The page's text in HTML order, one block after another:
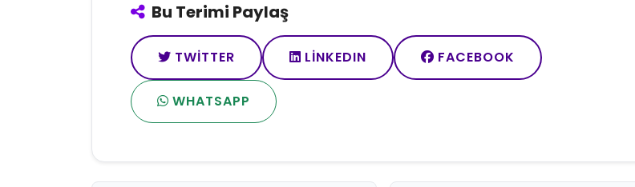
Bu Terimi Paylaş
TWITTER LINKEDIN FACEBOOK
WHATSAPP